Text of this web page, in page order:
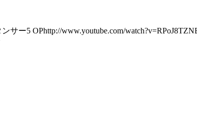
サー5 OPhttp://www.youtube.com/